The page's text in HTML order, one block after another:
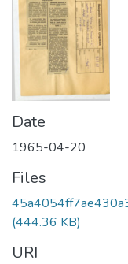
Date
1965-04-20
Files
(444.36 KB)
URI